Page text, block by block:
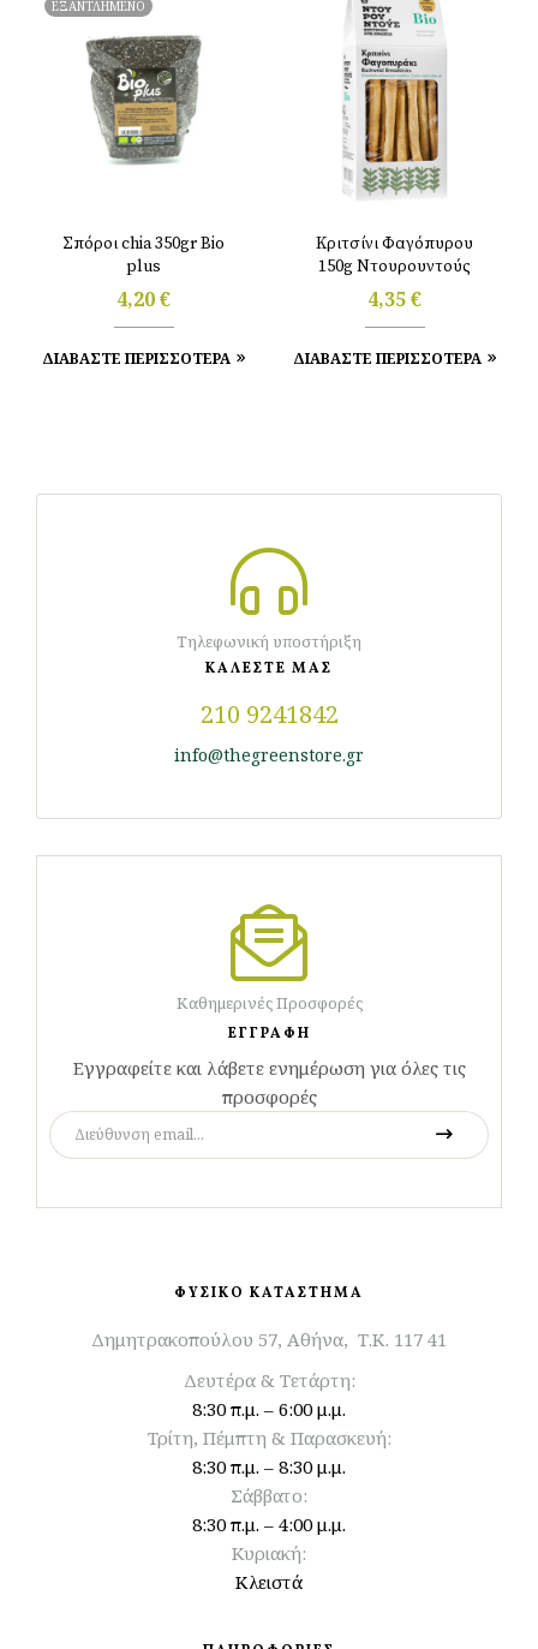
ΕΞΑΝΤΛΗΜΕΝΟ
Σπόροι chia 350gr Bio
plus
4,20€
ΔΙΑΒΑΣΤΕ ΠΕΡΙΣΣΟΤΕΡΑ
Κριτσίνι Φαγόπυρου
150g Ντουρουντούς
4,35€
ΔΙΑΒΑΣΤΕ ΠΕΡΙΣΣΟΤΕΡΑ
Τηλεφωνική υποστήριξη
ΚΑΛΕΣΤΕ ΜΑΣ
210 9241842
info@thegreenstore.gr
Καθημερινές Προσφορές
ΕΓΓΡΑΦΗ
Εγγραφείτε και λάβετε ενημέρωση για όλες τις
προσφορές
ΦΥΣΙΚΟ ΚΑΤΑΣΤΗΜΑ
Δημητρακοπούλου 57, Αθήνα, Τ.Κ. 117 41
Δευτέρα & Τετάρτη:
8:30 π.μ. – 6:00 μ.μ.
Τρίτη, Πέμπτη & Παρασκευή:
8:30 π.μ. – 8:30 μ.μ.
Σάββατο:
8:30 π.μ. – 4:00 μ.μ.
Κυριακή:
Κλειστά